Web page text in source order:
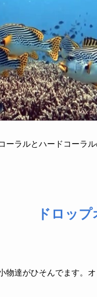
ーラルとハードコーラ
ドロッ
物達がひそんでます。